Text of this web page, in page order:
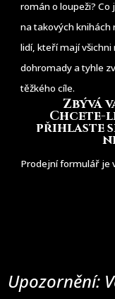
román o loupeži?
na takových
lidí, kteří mají všichni
dohromady a tyhle
těžkého cíle.
Zbývá
Chcete-
přihlaste
Prodejní formulář je
Upozornění: